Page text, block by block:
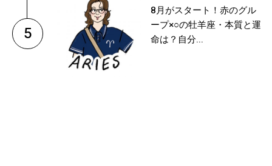
5
8月がスタート！赤のグル
ープ×○の牡羊座・本質と運
命は？自分...